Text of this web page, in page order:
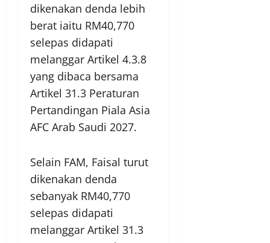
dikenakan denda lebih
berat iaitu RM40,770
selepas didapati
melanggar Artikel 4.3.8
yang dibaca bersama
Artikel 31.3 Peraturan
Pertandingan Piala Asia
AFC Arab Saudi 2027.
Selain FAM, Faisal turut
dikenakan denda
sebanyak RM40,770
selepas didapati
melanggar Artikel 31.3